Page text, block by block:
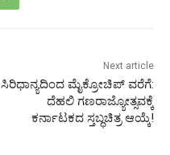
Next article
ಸಿರಿಧಾನ್ಯದಿಂದ ಮೈಕ್ರೋಚಿಪ್ ವರೆಗೆ:
ದೆಹಲಿ ಗಣರಾಜ್ಯೋತ್ಸವಕ್ಕೆ
ಕರ್ನಾಟಕದ ಸ್ತಬ್ಧಚಿತ್ರ ಆಯ್ಕೆ!